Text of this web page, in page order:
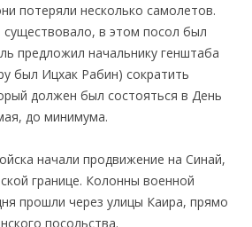
потеряли несколько самолетов.
в этом посол был
предложил начальнику генштаба
был Ицхак Рабин) сократить
должен был состояться в День
до минимума.
начали продвижение на Синай,
границе. Колонны военной
прошли через улицы Каира, прямо
посольства.